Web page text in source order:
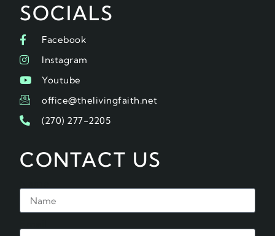
SOCIALS
Facebook
Instagram
Youtube
office@thelivingfaith.net
(270) 277-2205
CONTACT US